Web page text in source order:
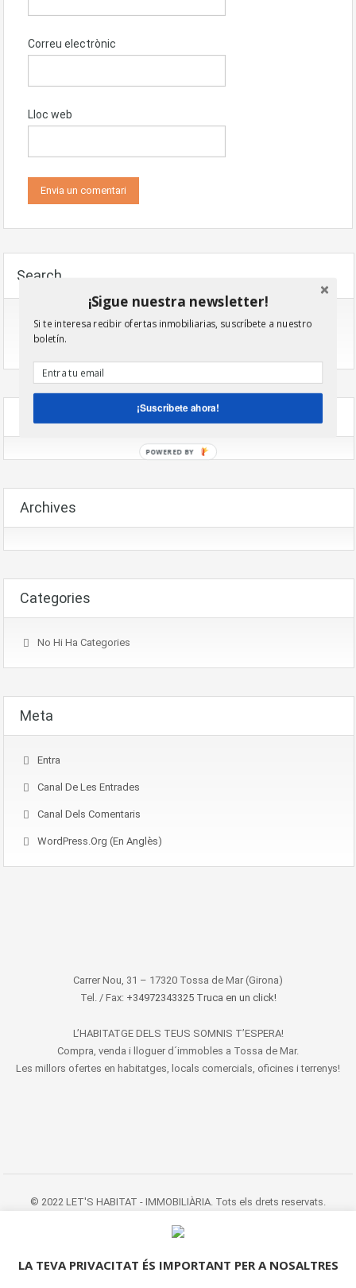
Correu electrònic
Lloc web
Search
Recent Comments
Archives
Categories
No Hi Ha Categories
Meta
Entra
Canal De Les Entrades
Canal Dels Comentaris
WordPress.org (en Anglès)
Carrer Nou, 31 – 17320 Tossa de Mar (Girona)
Tel. / Fax: +34972343325 Truca en un click!
L’HABITATGE DELS TEUS SOMNIS T’ESPERA!
Compra, venda i lloguer d´immobles a Tossa de Mar.
Les millors ofertes en habitatges, locals comercials, oficines i terrenys!
© 2022 LET'S HABITAT - IMMOBILIÀRIA. Tots els drets reservats.
Protecció de dades|
LA TEVA PRIVACITAT ÉS IMPORTANT PER A NOSALTRES
¡Sigue nuestra newsletter!
Si te interesa recibir ofertas inmobiliarias, suscríbete a nuestro
boletín.
¡Suscríbete ahora!
POWERED BY